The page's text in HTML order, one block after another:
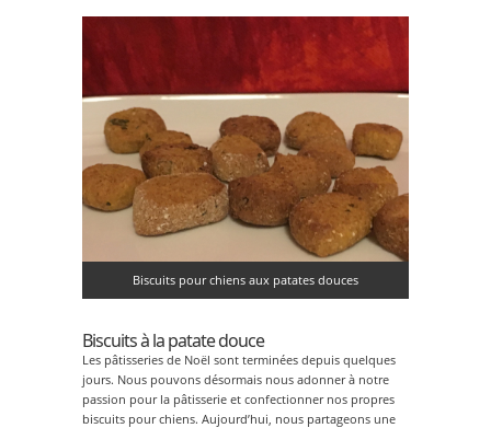
Biscuits pour chiens aux patates douces
Biscuits à la patate douce
Les pâtisseries de Noël sont terminées depuis quelques
jours. Nous pouvons désormais nous adonner à notre
passion pour la pâtisserie et confectionner nos propres
biscuits pour chiens. Aujourd’hui, nous partageons une